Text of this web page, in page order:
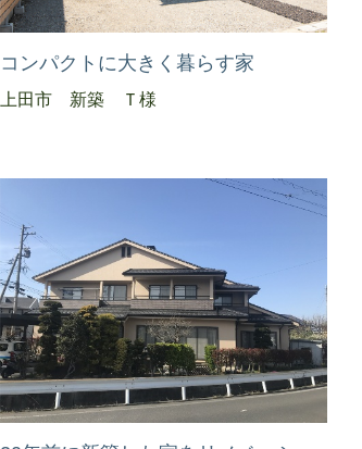
コンパクトに大きく暮らす家
上田市 新築 Ｔ様